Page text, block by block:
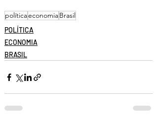
políticaeconomiaBrasil
POLÍTICA
ECONOMIA
BRASIL